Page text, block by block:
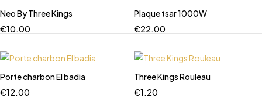
Neo By Three Kings
€10.00
Plaque tsar 1000W
€22.00
Porte charbon El badia
€12.00
Three Kings Rouleau
€1.20